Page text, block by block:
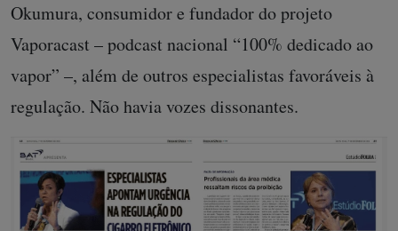
Okumura, consumidor e fundador do projeto
Vaporacast – podcast nacional “100% dedicado ao
vapor” –, além de outros especialistas favoráveis à
regulação. Não havia vozes dissonantes.